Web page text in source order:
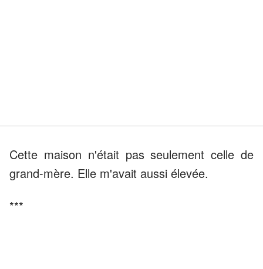
Cette maison n'était pas seulement celle de
grand-mère. Elle m'avait aussi élevée.
***